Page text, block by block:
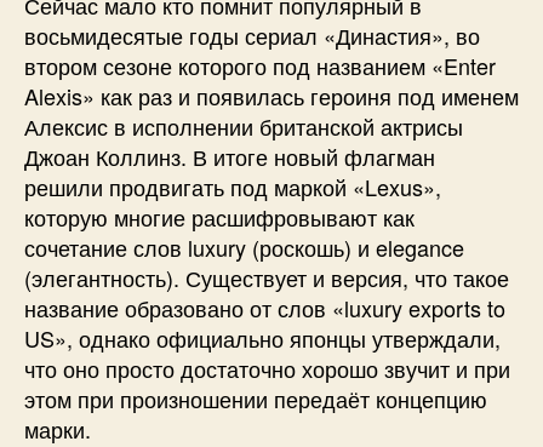
восьмидесятые годы сериал «Династия», во
втором сезоне которого под названием «Enter
Alexis» как раз и появилась героиня под именем
Алексис в исполнении британской актрисы
Джоан Коллинз. В итоге новый флагман
решили продвигать под маркой «Lexus»,
которую многие расшифровывают как
сочетание слов luxury (роскошь) и elegance
(элегантность). Существует и версия, что такое
название образовано от слов «luxury exports to
US», однако официально японцы утверждали,
что оно просто достаточно хорошо звучит и при
этом при произношении передаёт концепцию
марки.